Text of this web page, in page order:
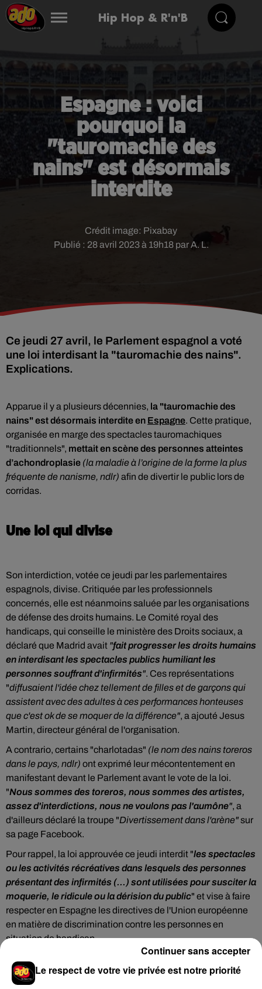
Hip Hop & R'n'B
Espagne : voici
pourquoi la
"tauromachie des
nains" est désormais
interdite
Publié : 28 avril 2023 à 19h18 par A. L.
Crédit image: Pixabay
Ce jeudi 27 avril, le Parlement espagnol a voté
une loi interdisant la "tauromachie des nains".
Explications.
Apparue il y a plusieurs décennies, la "tauromachie des
nains" est désormais interdite en Espagne. Cette pratique,
organisée en marge des spectacles tauromachiques
"traditionnels", mettait en scène des personnes atteintes
d’achondroplasie (la maladie à l’origine de la forme la plus
fréquente de nanisme, ndlr) afin de divertir le public lors de
corridas.
Une loi qui divise
Son interdiction, votée ce jeudi par les parlementaires
espagnols, divise. Critiquée par les professionnels
concernés, elle est néanmoins saluée par les organisations
de défense des droits humains. Le Comité royal des
handicaps, qui conseille le ministère des Droits sociaux, a
déclaré que Madrid avait "fait progresser les droits humains
en interdisant les spectacles publics humiliant les
personnes souffrant d'infirmités". Ces représentations
"diffusaient l'idée chez tellement de filles et de garçons qui
assistent avec des adultes à ces performances honteuses
que c'est ok de se moquer de la différence", a ajouté Jesus
Martin, directeur général de l'organisation.
A contrario, certains "charlotadas" (le nom des nains toreros
dans le pays, ndlr) ont exprimé leur mécontentement en
manifestant devant le Parlement avant le vote de la loi.
"Nous sommes des toreros, nous sommes des artistes,
assez d'interdictions, nous ne voulons pas l'aumône", a
d'ailleurs déclaré la troupe "Divertissement dans l'arène"sur
sa page Facebook.
Pour rappel, la loi approuvée ce jeudi interdit "les spectacles
ou les activités récréatives dans lesquels des personnes
présentant des infirmités (...) sont utilisées pour susciter la
moquerie, le ridicule ou la dérision du public" et vise à faire
respecter en Espagne les directives de l'Union européenne
en matière de discrimination contre les personnes en
situation de handicap.
Le respect de votre vie privée est notre priorité
Continuer sans accepter